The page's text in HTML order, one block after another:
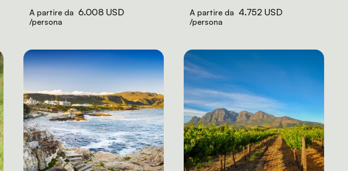
A partire da 6.008 USD
/persona
A partire da 4.752 USD
/persona